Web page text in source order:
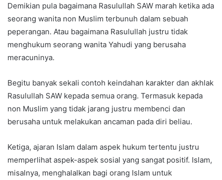
Demikian pula bagaimana Rasulullah SAW marah ketika ada
seorang wanita non Muslim terbunuh dalam sebuah
peperangan. Atau bagaimana Rasulullah justru tidak
menghukum seorang wanita Yahudi yang berusaha
meracuninya.
Begitu banyak sekali contoh keindahan karakter dan akhlak
Rasulullah SAW kepada semua orang. Termasuk kepada
non Muslim yang tidak jarang justru membenci dan
berusaha untuk melakukan ancaman pada diri beliau.
Ketiga, ajaran Islam dalam aspek hukum tertentu justru
memperlihat aspek-aspek sosial yang sangat positif. Islam,
misalnya, menghalalkan bagi orang Islam untuk